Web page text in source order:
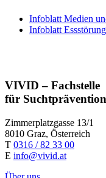
Infoblatt Medien
Infoblatt
VIVID – Fachstelle
für Suchtprävention
Zimmerplatzgasse 13/1
8010 Graz, Österreich
T 0316 / 82 33 00
E info@vivid.at